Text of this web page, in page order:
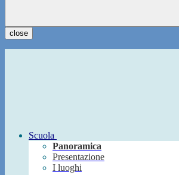
close
Scuola
Panoramica
Presentazione
I luoghi